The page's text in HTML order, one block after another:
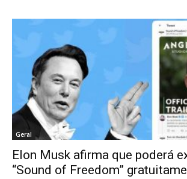
Geral
Elon Musk afirma que poderá
“Sound of Freedom”